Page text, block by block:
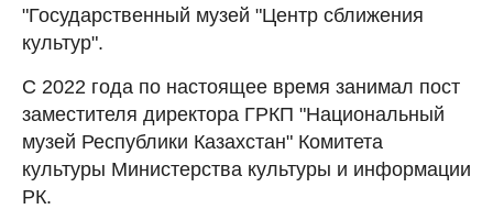
"Государственный музей "Центр сближения
культур".
С 2022 года по настоящее время занимал пост
заместителя директора ГРКП "Национальный
музей Республики Казахстан" Комитета
культуры Министерства культуры и информации
РК.